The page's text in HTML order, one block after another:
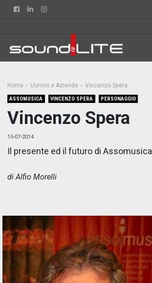
FacebookLinkedin
Home Uomini e Aziende Vincenzo Spera
ASSOMUSICA VINCENZO SPERA PERSONAGGIO
Vincenzo Spera
15-07-2014
Il presente ed il futuro di Assomusica
di Alfio Morelli